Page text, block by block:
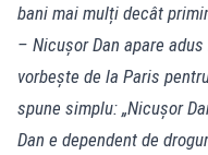
bani mai mulți decât
– Nicușor Dan apare
vorbește de la Paris
spune simplu: „Nicușor
Dan e dependent de